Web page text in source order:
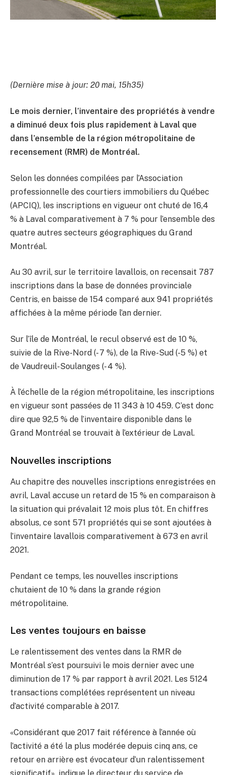
(Dernière mise à jour: 20 mai, 15h35)
Le mois dernier, l’inventaire des propriétés à vendre
a diminué deux fois plus rapidement à Laval que
dans l’ensemble de la région métropolitaine de
recensement (RMR) de Montréal.
Selon les données compilées par l’Association
professionnelle des courtiers immobiliers du Québec
(APCIQ), les inscriptions en vigueur ont chuté de 16,4
% à Laval comparativement à 7 % pour l’ensemble des
quatre autres secteurs géographiques du Grand
Montréal.
Au 30 avril, sur le territoire lavallois, on recensait 787
inscriptions dans la base de données provinciale
Centris, en baisse de 154 comparé aux 941 propriétés
affichées à la même période l’an dernier.
Sur l’île de Montréal, le recul observé est de 10 %,
suivie de la Rive-Nord (- 7 %), de la Rive-Sud (-5 %) et
de Vaudreuil-Soulanges (- 4 %).
À l’échelle de la région métropolitaine, les inscriptions
en vigueur sont passées de 11 343 à 10 459. C’est donc
dire que 92,5 % de l’inventaire disponible dans le
Grand Montréal se trouvait à l’extérieur de Laval.
Nouvelles inscriptions
Au chapitre des nouvelles inscriptions enregistrées en
avril, Laval accuse un retard de 15 % en comparaison à
la situation qui prévalait 12 mois plus tôt. En chiffres
absolus, ce sont 571 propriétés qui se sont ajoutées à
l’inventaire lavallois comparativement à 673 en avril
2021.
Pendant ce temps, les nouvelles inscriptions
chutaient de 10 % dans la grande région
métropolitaine.
Les ventes toujours en baisse
Le ralentissement des ventes dans la RMR de
Montréal s’est poursuivi le mois dernier avec une
diminution de 17 % par rapport à avril 2021. Les 5124
transactions complétées représentent un niveau
d’activité comparable à 2017.
«Considérant que 2017 fait référence à l’année où
l’activité a été la plus modérée depuis cinq ans, ce
retour en arrière est évocateur d’un ralentissement